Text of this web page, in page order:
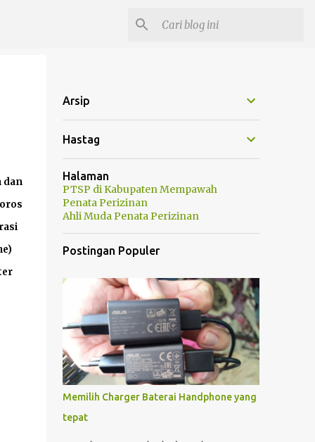
dan
Arsip
Hastag
Halaman
PTSP di Kabupaten Mempawah
Penata Perizinan
Ahli Muda Penata Perizinan
Postingan Populer
Memilih Charger Baterai Handphone yang
tepat